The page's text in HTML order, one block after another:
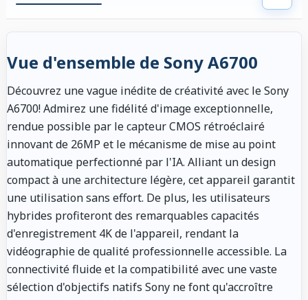
Vue d'ensemble de Sony A6700
Découvrez une vague inédite de créativité avec le Sony
A6700! Admirez une fidélité d'image exceptionnelle,
rendue possible par le capteur CMOS rétroéclairé
innovant de 26MP et le mécanisme de mise au point
automatique perfectionné par l'IA. Alliant un design
compact à une architecture légère, cet appareil garantit
une utilisation sans effort. De plus, les utilisateurs
hybrides profiteront des remarquables capacités
d'enregistrement 4K de l'appareil, rendant la
vidéographie de qualité professionnelle accessible. La
connectivité fluide et la compatibilité avec une vaste
sélection d'objectifs natifs Sony ne font qu'accroître